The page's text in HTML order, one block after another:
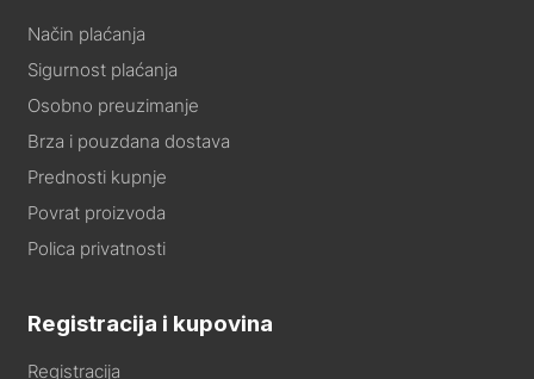
Način plaćanja
Sigurnost plaćanja
Osobno preuzimanje
Brza i pouzdana dostava
Prednosti kupnje
Povrat proizvoda
Polica privatnosti
Registracija i kupovina
Registracija